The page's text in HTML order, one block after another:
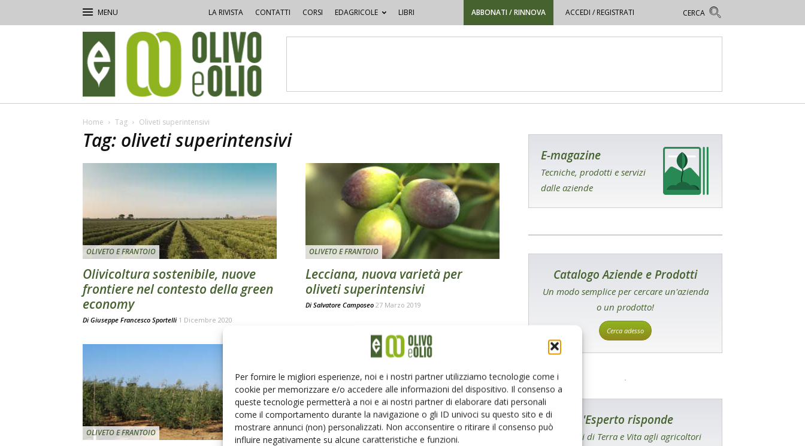
Per fornire le migliori esperienze, noi e i nostri partner utilizziamo tecnologie come i
cookie per memorizzare e/o accedere alle informazioni del dispositivo. Il consenso a
queste tecnologie permetterà a noi e ai nostri partner di elaborare dati personali
come il comportamento durante la navigazione o gli ID univoci su questo sito e di
mostrare annunci (non) personalizzati. Non acconsentire o ritirare il consenso può
influire negativamente su alcune caratteristiche e funzioni.
LA RIVISTA CONTATTI CORSI EDAGRICOLE LIBRI ABBONATI / RINNOVA ACCEDI / REGISTRATI
e
Olio
Home Tag Oliveti superintensivi
Tag: oliveti superintensivi
OLIVETO E FRANTOIO
Olivicoltura sostenibile, nuove
frontiere nel contesto della green
economy
Di Giuseppe Francesco Sportelli 1 Dicembre 2020
OLIVETO E FRANTOIO
Lecciana, nuova varietà per
oliveti superintensivi
Di Salvatore Camposeo 27 Marzo 2019
OLIVETO E FRANTOIO
E-magazine
Tecniche, prodotti e servizi
dalle aziende
Catalogo Aziende e Prodotti
Un modo semplice per cercare un'azienda
o un prodotto!
Cerca adesso
L'Esperto risponde
I consigli di Terra e Vita agli agricoltori